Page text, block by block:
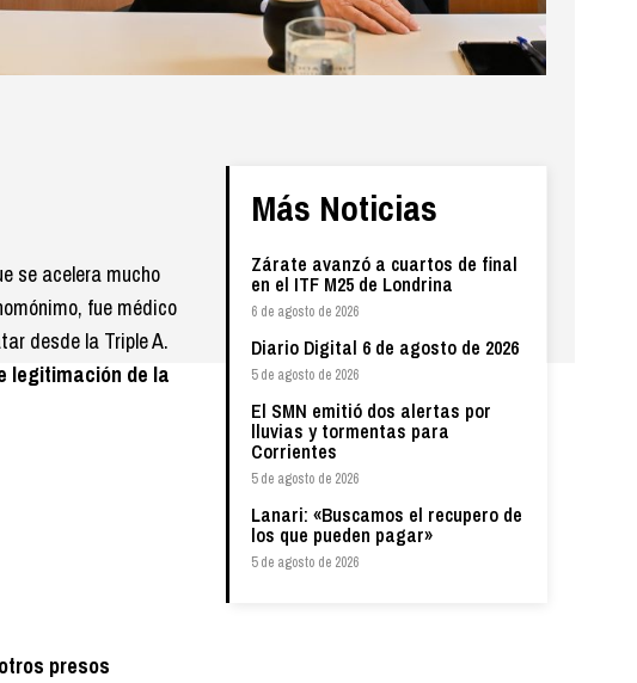
se acelera mucho
fue médico
desde la Triple A.
legitimación de la
presos
Más Noticias
Zárate avanzó a cuartos de final
en el ITF M25 de Londrina
6 de agosto de 2026
Diario Digital 6 de agosto de 2026
5 de agosto de 2026
El SMN emitió dos alertas por
lluvias y tormentas para
Corrientes
5 de agosto de 2026
Lanari: «Buscamos el recupero de
los que pueden pagar»
5 de agosto de 2026